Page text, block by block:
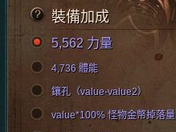
裝備加成
5,562 力量
4,736 體能
鑲孔（value-value2）
value*100% 怪物金幣掉落量